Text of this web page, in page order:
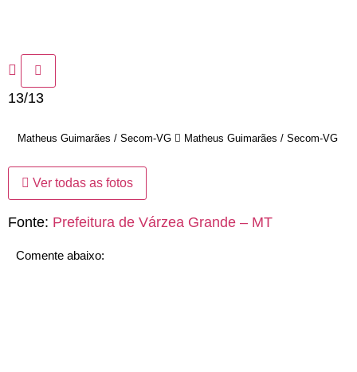
13/13
Matheus Guimarães / Secom-VG Matheus Guimarães / Secom-VG
Ver todas as fotos
Fonte: Prefeitura de Várzea Grande – MT
Comente abaixo: